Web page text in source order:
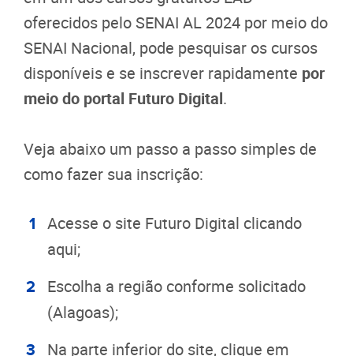
oferecidos pelo SENAI AL 2024 por meio do
SENAI Nacional, pode pesquisar os cursos
disponíveis e se inscrever rapidamente por
meio do portal Futuro Digital.
Veja abaixo um passo a passo simples de
como fazer sua inscrição:
Acesse o site Futuro Digital clicando
aqui;
Escolha a região conforme solicitado
(Alagoas);
Na parte inferior do site, clique em